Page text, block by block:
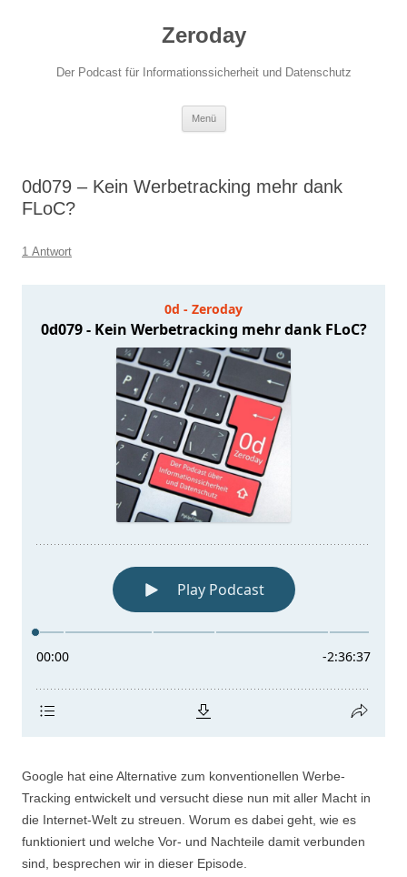
Zeroday
Der Podcast für Informationssicherheit und Datenschutz
Menü
0d079 – Kein Werbetracking mehr dank
FLoC?
1 Antwort
Google hat eine Alternative zum konventionellen Werbe-
Tracking entwickelt und versucht diese nun mit aller Macht in
die Internet-Welt zu streuen. Worum es dabei geht, wie es
funktioniert und welche Vor- und Nachteile damit verbunden
sind, besprechen wir in dieser Episode.